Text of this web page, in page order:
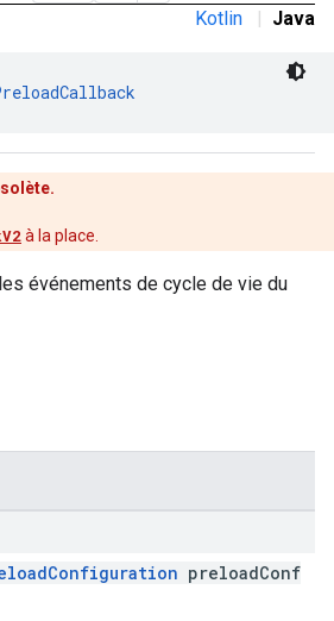
Kotlin | Java
à la place.
événements de cycle de vie du
preloadConf